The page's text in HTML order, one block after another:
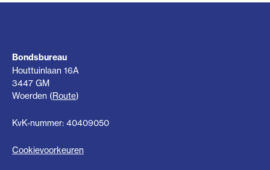
Bondsbureau
Houttuinlaan 16A
3447 GM
Woerden (Route)
KvK-nummer: 40409050
Cookievoorkeuren